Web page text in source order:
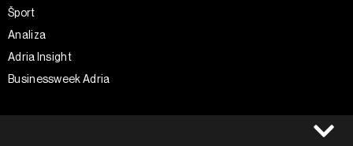
Šport
Analiza
Adria Insight
Businessweek Adria